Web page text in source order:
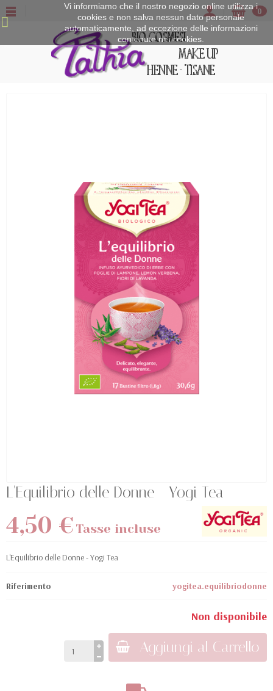
0
L'Equilibrio delle Donne - Yogi Tea
4,50 € Tasse incluse
L'Equilibrio delle Donne - Yogi Tea
Riferimento yogitea.equilibriodonne
Non disponibile
Aggiungi al Carrello
Vi informiamo che il nostro negozio online utilizza i
cookies e non salva nessun dato personale
automaticamente, ad eccezione delle informazioni
contenute nei cookies.